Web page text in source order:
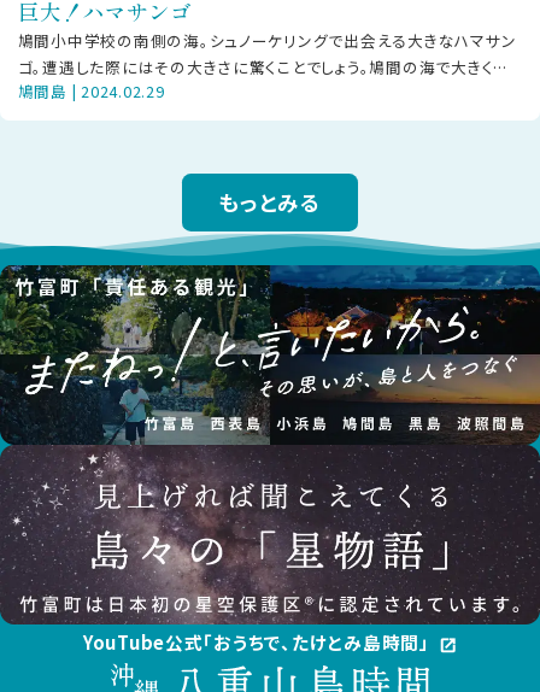
巨大！ハマサンゴ
鳩間小中学校の南側の海。シュノーケリングで出会える大きなハマサン
ゴ。遭遇した際にはその大きさに驚くことでしょう。鳩間の海で大きく成
長できたのは、環境が豊かな証で
鳩間島 | 2024.02.29
もっとみる
YouTube公式「おうちで、たけとみ島時間」 open_in_new